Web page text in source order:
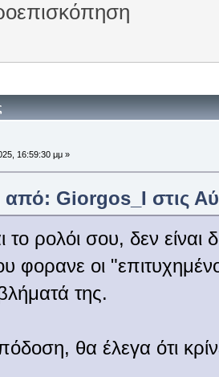
16:59:30 μμ »
Giorgos_I στις
το ρολόι σου, δεν
φορανε οι
της.
θα έλεγα ότι